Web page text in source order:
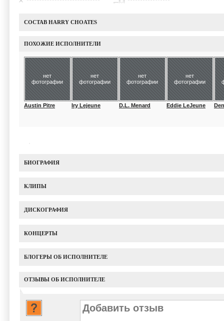
СОСТАВ HARRY CHOATES
ПОХОЖИЕ ИСПОЛНИТЕЛИ
нет
фотографии
Austin Pitre
нет
фотографии
Iry Lejeune
нет
фотографии
D.L. Menard
нет
фотографии
Eddie LeJeune
БИОГРАФИЯ
КЛИПЫ
ДИСКОГРАФИЯ
КОНЦЕРТЫ
БЛОГЕРЫ ОБ ИСПОЛНИТЕЛЕ
ОТЗЫВЫ ОБ ИСПОЛНИТЕЛЕ